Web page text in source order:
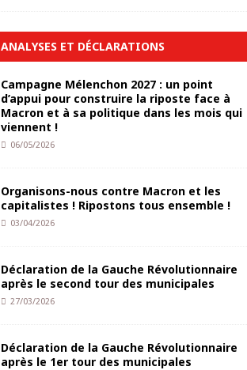
ANALYSES ET DÉCLARATIONS
Campagne Mélenchon 2027 : un point
d’appui pour construire la riposte face à
Macron et à sa politique dans les mois qui
viennent !
06/05/2026
Organisons-nous contre Macron et les
capitalistes ! Ripostons tous ensemble !
03/04/2026
Déclaration de la Gauche Révolutionnaire
après le second tour des municipales
27/03/2026
Déclaration de la Gauche Révolutionnaire
après le 1er tour des municipales